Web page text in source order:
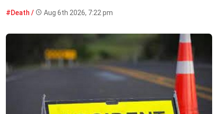
#Death / Aug 6th 2026, 7:22 pm